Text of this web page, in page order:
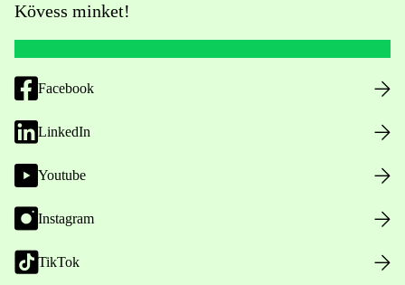
Kövess minket!
Facebook
LinkedIn
Youtube
Instagram
TikTok